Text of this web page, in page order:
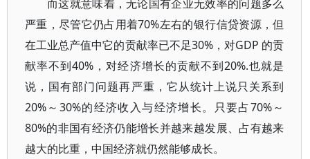
而这就意味着，无论国有企业无效率的问题多么
严重，尽管它仍占用着70%左右的银行信贷资源，但
在工业总产值中它的贡献率已不足30%，对GDP 的贡
献率不到40%，对经济增长的贡献不到20%.也就是
说，国有部门问题再严重，它从统计上说只关系到
20%～30%的经济收入与经济增长。只要占70%～
80%的非国有经济仍能增长并越来越发展、占有越来
越大的比重，中国经济就仍然能够成长。